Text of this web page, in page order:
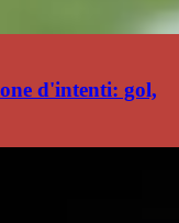
d'intenti: gol,